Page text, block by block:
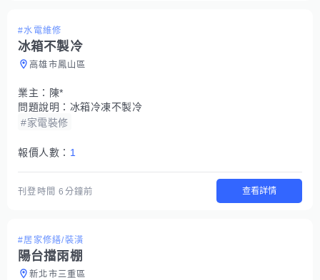
#水電維修
冰箱不製冷
高雄市鳳山區
業主： 陳*
問題說明： 冰箱冷凍不製冷
#家電裝修
報價人數： 1
刊登時間6分鐘前 查看詳情
#居家修繕/裝潢
陽台擋雨棚
新北市三重區